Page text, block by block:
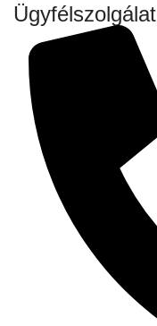
Ügyfélszolgálat